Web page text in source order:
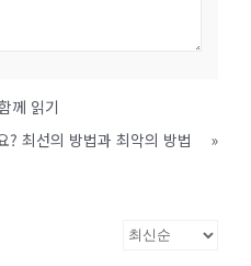
께 읽기
? 최선의 방법과 최악의 방법
»